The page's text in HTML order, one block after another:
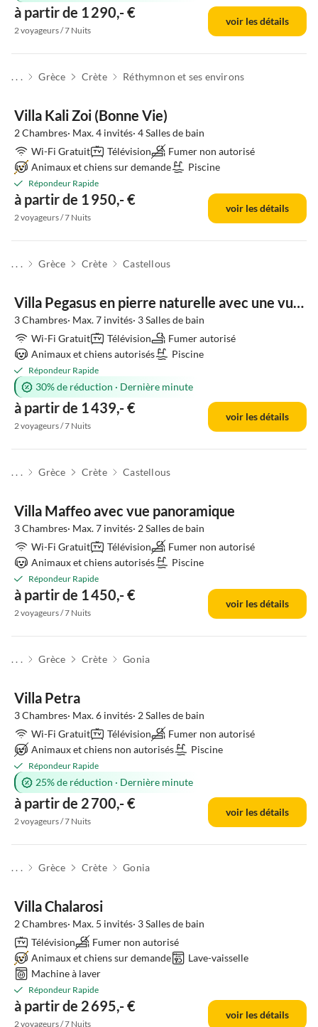
à partir de 1 290,- €
2 voyageurs / 7 Nuits
voir les détails
. . . Grèce Crète Réthymnon et ses environs
Villa Kali Zoi (Bonne Vie)
2 Chambres· Max. 4 invités· 4 Salles de bain
Wi-Fi Gratuit
Télévision
Fumer non autorisé
Animaux et chiens sur demande
Piscine
Répondeur Rapide
à partir de 1 950,- €
2 voyageurs / 7 Nuits
voir les détails
. . . Grèce Crète Castellous
Villa Pegasus en pierre naturelle avec une vue panoramique à couper le souffle
3 Chambres· Max. 7 invités· 3 Salles de bain
Wi-Fi Gratuit
Télévision
Fumer autorisé
Animaux et chiens autorisés
Piscine
Répondeur Rapide
30% de réduction · Dernière minute
à partir de 1 439,- €
2 voyageurs / 7 Nuits
voir les détails
. . . Grèce Crète Castellous
Villa Maffeo avec vue panoramique
3 Chambres· Max. 7 invités· 2 Salles de bain
Wi-Fi Gratuit
Télévision
Fumer non autorisé
Animaux et chiens autorisés
Piscine
Répondeur Rapide
à partir de 1 450,- €
2 voyageurs / 7 Nuits
voir les détails
. . . Grèce Crète Gonia
Villa Petra
3 Chambres· Max. 6 invités· 2 Salles de bain
Wi-Fi Gratuit
Télévision
Fumer non autorisé
Animaux et chiens non autorisés
Piscine
Répondeur Rapide
25% de réduction · Dernière minute
à partir de 2 700,- €
2 voyageurs / 7 Nuits
voir les détails
. . . Grèce Crète Gonia
Villa Chalarosi
2 Chambres· Max. 5 invités· 3 Salles de bain
Télévision
Fumer non autorisé
Animaux et chiens sur demande
Lave-vaisselle
Machine à laver
Répondeur Rapide
à partir de 2 695,- €
2 voyageurs / 7 Nuits
voir les détails